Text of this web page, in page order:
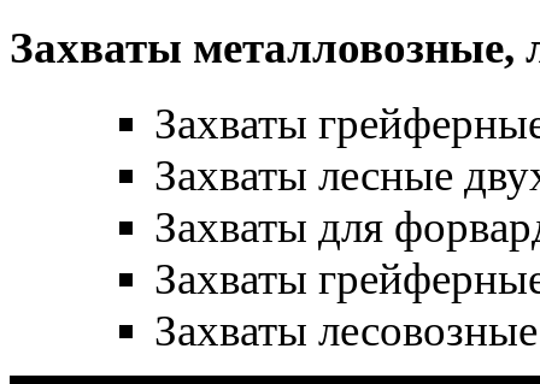
Захваты металловозные,
Захваты
Захваты лесные
Захваты для
Захваты
Захваты